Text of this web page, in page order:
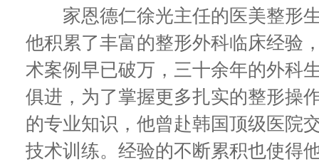
家恩德仁徐光主任的医美整形生
他积累了丰富的整形外科临床经验
术案例早已破万，三十余年的外科
俱进，为了掌握更多扎实的整形操
的专业知识，他曾赴韩国顶级医院
技术训练。经验的不断累积也使得